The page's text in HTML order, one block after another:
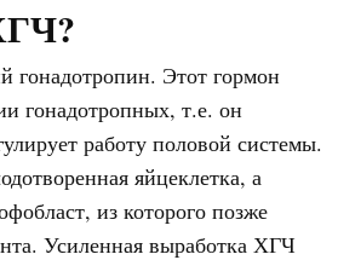
гонадотропин. Этот гормон
гонадотропных, т.е. он
работу половой системы.
яйцеклетка, а
из которого позже
Усиленная выработка ХГЧ